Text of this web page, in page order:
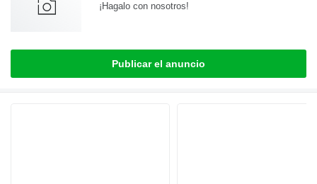
¡Hagalo con nosotros!
Publicar el anuncio